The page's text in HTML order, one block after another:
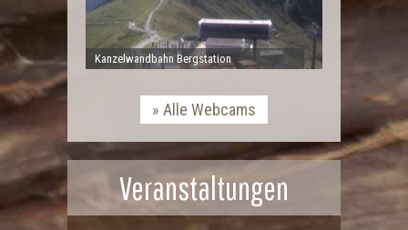
Kanzelwandbahn Bergstation
Alle Webcams
Veranstaltungen